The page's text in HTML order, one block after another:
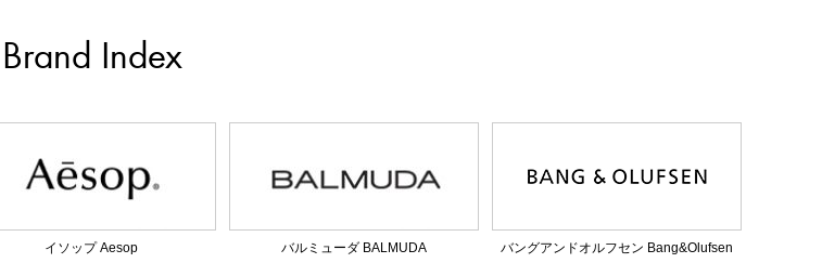
Brand Index
イソップ Aesop バルミューダ BALMUDA バングアンドオルフセン Bang&Olufsen